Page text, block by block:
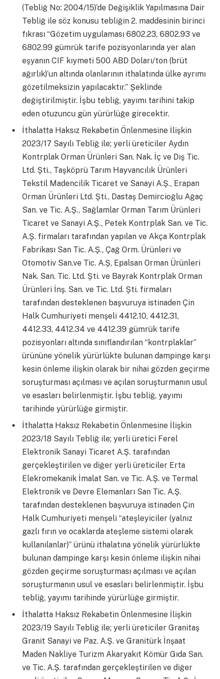
(Tebliğ No: 2004/15)’de Değişiklik Yapılmasına Dair
Tebliğ ile söz konusu tebliğin 2. maddesinin birinci
fıkrası “Gözetim uygulaması 6802.23, 6802.93 ve
6802.99 gümrük tarife pozisyonlarında yer alan
eşyanın CIF kıymeti 500 ABD Doları/ton (brüt
ağırlık)’un altında olanlarının ithalatında ülke ayrımı
gözetilmeksizin yapılacaktır.” Şeklinde
değiştirilmiştir. İşbu tebliğ, yayımı tarihini takip
eden otuzuncu gün yürürlüğe girecektir.
İthalatta Haksız Rekabetin Önlenmesine İlişkin
2023/17 Sayılı Tebliğ ile; yerli üreticiler Aydın
Kontrplak Orman Ürünleri San. Nak. İç ve Dış Tic.
Ltd. Şti., Taşköprü Tarım Hayvancılık Ürünleri
Tekstil Madencilik Ticaret ve Sanayi A.Ş., Erapan
Orman Ürünleri Ltd. Şti., Dastaş Demircioğlu Ağaç
San. ve Tic. A.Ş., Sağlamlar Orman Tarım Ürünleri
Ticaret ve Sanayi A.Ş., Petek Kontrplak San. ve Tic.
A.Ş. firmaları tarafından yapılan ve Akça Kontrplak
Fabrikası San Tic. A.Ş., Çağ Orm. Ürünleri ve
Otomotiv San.ve Tic. A.Ş, Epalsan Orman Ürünleri
Nak. San. Tic. Ltd. Şti. ve Bayrak Kontrplak Orman
Ürünleri İnş. San. ve Tic. Ltd. Şti. firmaları
tarafından desteklenen başvuruya istinaden Çin
Halk Cumhuriyeti menşeli 4412.10, 4412.31,
4412.33, 4412.34 ve 4412.39 gümrük tarife
pozisyonları altında sınıflandırılan “kontrplaklar”
ürününe yönelik yürürlükte bulunan dampinge karşı
kesin önleme ilişkin olarak bir nihai gözden geçirme
soruşturması açılması ve açılan soruşturmanın usul
ve esasları belirlenmiştir. İşbu tebliğ, yayımı
tarihinde yürürlüğe girmiştir.
İthalatta Haksız Rekabetin Önlenmesine İlişkin
2023/18 Sayılı Tebliğ ile; yerli üretici Ferel
Elektronik Sanayi Ticaret A.Ş. tarafından
gerçekleştirilen ve diğer yerli üreticiler Erta
Elekromekanik İmalat San. ve Tic. A.Ş. ve Termal
Elektronik ve Devre Elemanları San Tic. A.Ş.
tarafından desteklenen başvuruya istinaden Çin
Halk Cumhuriyeti menşeli “ateşleyiciler (yalnız
gazlı fırın ve ocaklarda ateşleme sistemi olarak
kullanılanlar)” ürünü ithalatına yönelik yürürlükte
bulunan dampinge karşı kesin önleme ilişkin nihai
gözden geçirme soruşturması açılması ve açılan
soruşturmanın usul ve esasları belirlenmiştir. İşbu
tebliğ, yayımı tarihinde yürürlüğe girmiştir.
İthalatta Haksız Rekabetin Önlenmesine İlişkin
2023/19 Sayılı Tebliğ ile; yerli üreticiler Granitaş
Granit Sanayi ve Paz. A.Ş. ve Granitürk İnşaat
Maden Nakliye Turizm Akaryakıt Kömür Gıda San.
ve Tic. A.Ş. tarafından gerçekleştirilen ve diğer